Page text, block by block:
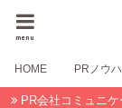
menu
HOME PRノウ
PR会社コミュニ